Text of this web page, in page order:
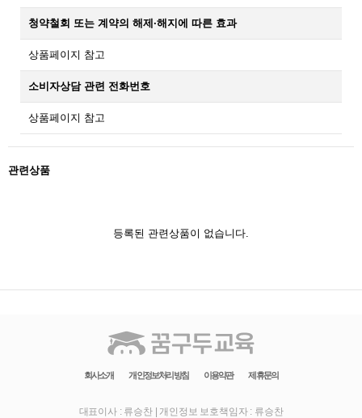
청약철회 또는 계약의 해제·해지에 따른 효과
상품페이지 참고
소비자상담 관련 전화번호
상품페이지 참고
관련상품
등록된 관련상품이 없습니다.
회사소개 개인정보처리방침 이용약관 제휴문의
대표이사 : 류승찬| 개인정보 보호책임자 : 류승찬